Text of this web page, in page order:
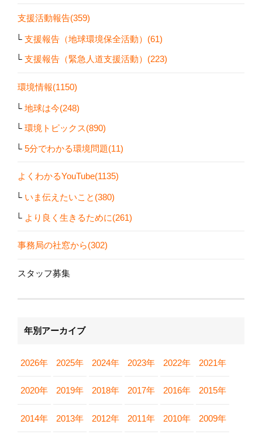
支援活動報告(359)
支援報告（地球環境保全活動）(61)
支援報告（緊急人道支援活動）(223)
環境情報(1150)
地球は今(248)
環境トピックス(890)
5分でわかる環境問題(11)
よくわかるYouTube(1135)
いま伝えたいこと(380)
より良く生きるために(261)
事務局の社窓から(302)
スタッフ募集
年別アーカイブ
2026年 2025年 2024年 2023年 2022年 2021年
2020年 2019年 2018年 2017年 2016年 2015年
2014年 2013年 2012年 2011年 2010年 2009年